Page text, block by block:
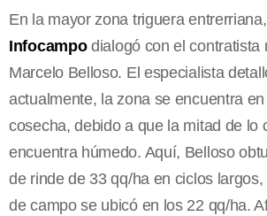
En la mayor zona triguera
Infocampo dialogó con el contratista
Marcelo Belloso. El especialista
actualmente, la zona se encuentra
cosecha, debido a que la mitad de lo
encuentra húmedo. Aquí, Belloso
de rinde de 33 qq/ha en ciclos
de campo se ubicó en los 22 qq/ha.